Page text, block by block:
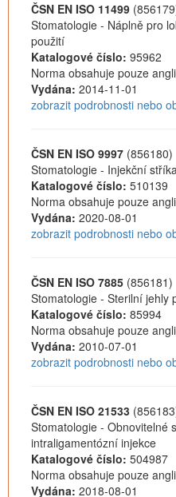
ČSN EN ISO 11499
Stomatologie - Náplně pro
použití
Katalogové číslo: 95962
Norma obsahuje pouze
Vydána: 2014-11-01
zobrazit podrobnosti nebo
ČSN EN ISO 9997 (856180)
Stomatologie - Injekční
Katalogové číslo: 510139
Norma obsahuje pouze
Vydána: 2020-08-01
zobrazit podrobnosti nebo
ČSN EN ISO 7885 (856181)
Stomatologie - Sterilní jehly
Katalogové číslo: 85994
Norma obsahuje pouze
Vydána: 2010-07-01
zobrazit podrobnosti nebo
ČSN EN ISO 21533
Stomatologie - Obnovitelné
intraligamentózní injekce
Katalogové číslo: 504987
Norma obsahuje pouze
Vydána: 2018-08-01